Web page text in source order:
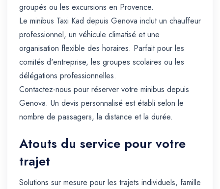
groupés ou les excursions en Provence.
Le minibus Taxi Kad depuis Genova inclut un chauffeur
professionnel, un véhicule climatisé et une
organisation flexible des horaires. Parfait pour les
comités d'entreprise, les groupes scolaires ou les
délégations professionnelles.
Contactez-nous pour réserver votre minibus depuis
Genova. Un devis personnalisé est établi selon le
nombre de passagers, la distance et la durée.
Atouts du service pour votre
trajet
Solutions sur mesure pour les trajets individuels, famille